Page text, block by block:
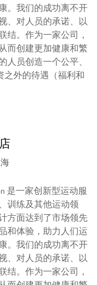
。我们的成功离不开
、对人员的承诺、以
结。作为一家公司，
而创建更加健康和繁
人员创造一个公平、
外的待遇（福利和
是一家创新型运动服
训练及其他运动领
方面达到了市场领先
和体验，助力人们运
。我们的成功离不开
、对人员的承诺、以
结。作为一家公司，